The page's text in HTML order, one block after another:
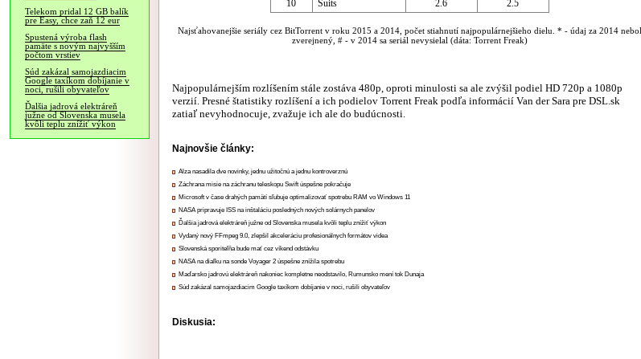
Telekom pridal 12 GB balík
pre Easy, chce zaň 12 eur
Spustená výroba flash
pamäte s novým najvyšším
počtom vrstiev
Súd zakázal samojazdiacim
Google taxíkom dobíjanie v
noci, rušili obyvateľov
Ďalšia jadrová elektráreň
južne od Slovenska musela
kvôli teplu znížiť výkon
10
Suits 2.6 2.5
Najsťahovanejšie seriály cez BitTorrent v roku 2015 a 2014, počet stiahnutí najpopulárnejšieho dielu. * - údaj za 2014 nebol
zverejnený, # - v 2014 sa seriál nevysielal (dáta: Torrent Freak)
Najpopulárnejším rozlíšením stále zostáva 480p, oproti minulosti sa ale zvýšil podiel HD 720p a 1080p
verzií. Presné štatistiky rozlíšení a ich podielov Torrent Freak podľa informácií Van der Sara pre DSL.sk
zatiaľ nevyhodnocuje, zvažuje ich ale do budúcnosti.
Najnovšie články:
Alza nasadila dve novinky, jednu užitočnú a jednu kontroverznú
Záchrana misie na záchranu teleskopu Swift úspešne pokračuje
Microsoft v čase drahých pamätí sľubuje optimalizovať spotrebu RAM vo Windows 11
NASA pripravuje ISS na inštaláciu posledných nových solárnych panelov
Ďalšia jadrová elektráreň južne od Slovenska musela kvôli teplu znížiť výkon
Vydaný nový FFmpeg 9.0, zlepšil akceleráciu profesionálnych formátov videa
Slovenská sporiteľňa bude mať cez víkend odstávku
NASA na diaľku na sonde Voyager 2 úspešne znížila spotrebu
Maďarsko jadrovú elektráreň nakoniec kompletne neodstavilo, Rumunsko mení tok Dunaja
Súd zakázal samojazdiacim Google taxíkom dobíjanie v noci, rušili obyvateľov
Diskusia: